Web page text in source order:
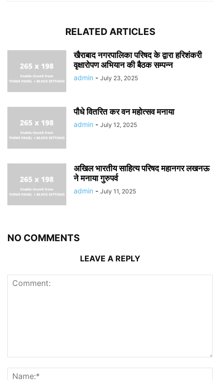
RELATED ARTICLES
खैराबाद नगरपालिका परिषद के द्वारा हरिशंकरी
वृक्षारोपण अभियान की बैठक सम्पन्न
admin - July 23, 2025
पौधे वितरित कर वन महोत्सव मनाया
admin - July 12, 2025
अखिल भारतीय साहित्य परिषद महानगर लखनऊ
ने मनाया गुरुपर्व
admin - July 11, 2025
NO COMMENTS
LEAVE A REPLY